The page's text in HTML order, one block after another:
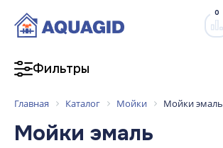
0
Фильтры
Главная Каталог Мойки Мойки эмаль
Мойки эмаль